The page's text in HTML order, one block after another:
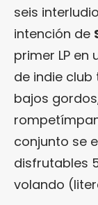
seis
intención de
primer LP
de indie
bajos
conjunto se
disfrutables
volando